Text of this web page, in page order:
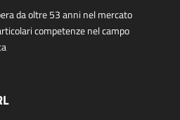
da oltre 53 anni nel mercato
competenze nel campo